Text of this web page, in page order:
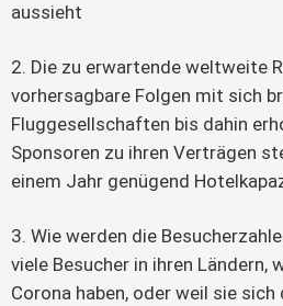
aussieht
2. Die zu erwartende weltweite
vorhersagbare Folgen mit sich
Fluggesellschaften bis dahin
Sponsoren zu ihren Verträgen
einem Jahr genügend
3. Wie werden die
viele Besucher in ihren Ländern,
Corona haben, oder weil sie